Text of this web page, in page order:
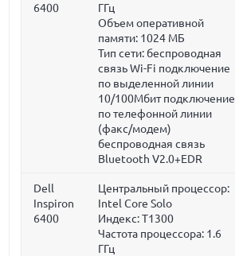
6400
ГГц
Объем оперативной
памяти: 1024 МБ
Тип сети: беспроводная
связь Wi-Fi подключение
по выделенной линии
10/100Мбит подключение
по телефонной линии
(факс/модем)
беспроводная связь
Bluetooth V2.0+EDR
Dell
Inspiron
6400
Центральный процессор:
Intel Core Solo
Индекс: T1300
Частота процессора: 1.6
ГГц